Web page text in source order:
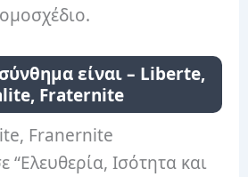
είναι – Liberte,
Fraternite
Franernite
“Ελευθερία, Ισότητα και